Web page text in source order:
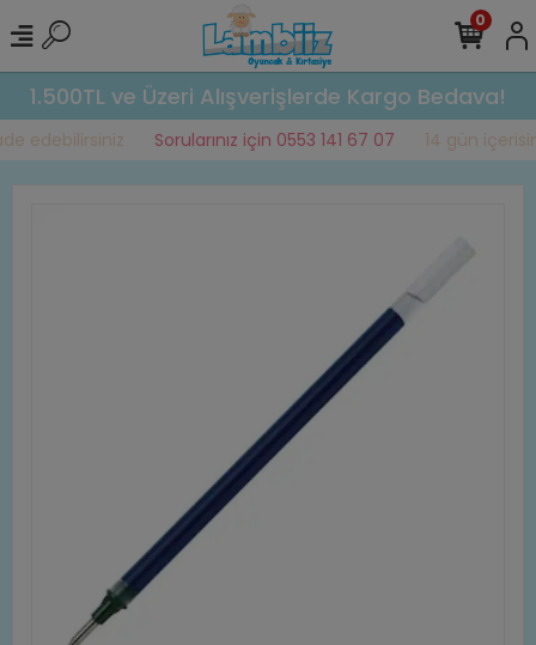
1.500TL ve Üzeri Alışverişlerde Kargo Bedava!
edebilirsiniz Sorularınız için 0553 141 67 07 14 gün
0